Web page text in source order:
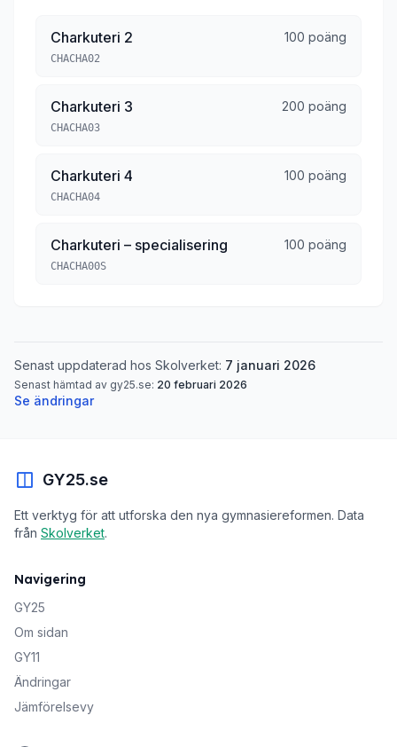
Charkuteri 2 100 poäng
CHACHA02
Charkuteri 3 200 poäng
CHACHA03
Charkuteri 4 100 poäng
CHACHA04
Charkuteri – specialisering 100 poäng
CHACHA00S
Senast uppdaterad hos Skolverket: 7 januari 2026
Senast hämtad av gy25.se: 20 februari 2026
Se ändringar
GY25.se
Ett verktyg för att utforska den nya gymnasiereformen. Data
från Skolverket.
Navigering
GY25
Om sidan
GY11
Ändringar
Jämförelsevy